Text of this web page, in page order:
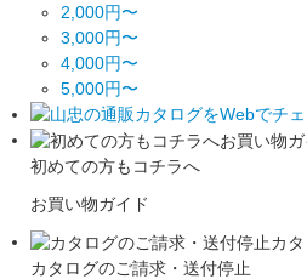
2,000円〜
3,000円〜
4,000円〜
5,000円〜
初めての方もコチラへ
お買い物ガイド
カタログのご請求・送付停止